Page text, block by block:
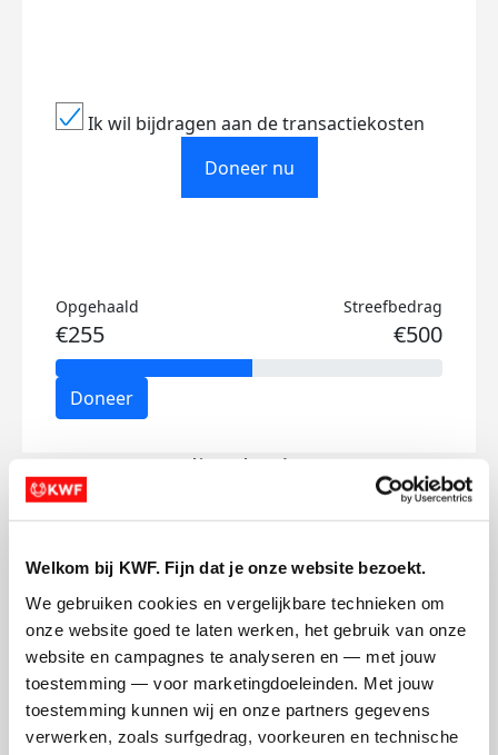
Welkom bij KWF. Fijn dat je onze website bezoekt.
We gebruiken cookies en vergelijkbare technieken om
onze website goed te laten werken, het gebruik van onze
website en campagnes te analyseren en — met jouw
toestemming — voor marketingdoeleinden. Met jouw
toestemming kunnen wij en onze partners gegevens
verwerken, zoals surfgedrag, voorkeuren en technische
Ik wil bijdragen aan de transactiekosten
Doneer nu
Opgehaald
€255
Streefbedrag
€500
Doneer
Julie's badges